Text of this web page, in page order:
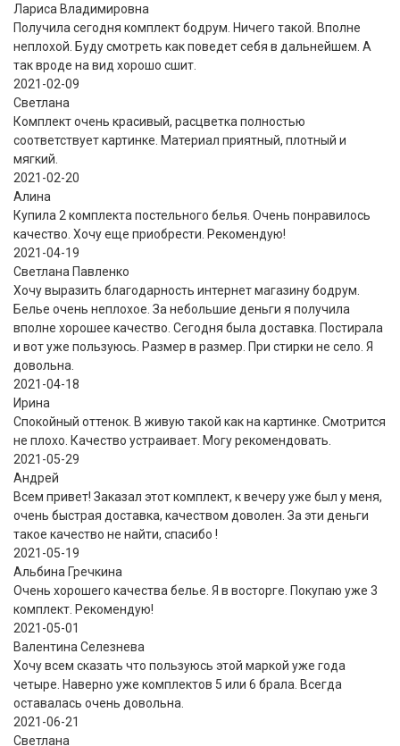
Лариса Владимировна
Получила сегодня комплект бодрум. Ничего такой. Вполне
неплохой. Буду смотреть как поведет себя в дальнейшем. А
так вроде на вид хорошо сшит.
2021-02-09
Светлана
Комплект очень красивый, расцветка полностью
соответствует картинке. Материал приятный, плотный и
мягкий.
2021-02-20
Алина
Купила 2 комплекта постельного белья. Очень понравилось
качество. Хочу еще приобрести. Рекомендую!
2021-04-19
Светлана Павленко
Хочу выразить благодарность интернет магазину бодрум.
Белье очень неплохое. За небольшие деньги я получила
вполне хорошее качество. Сегодня была доставка. Постирала
и вот уже пользуюсь. Размер в размер. При стирки не село. Я
довольна.
2021-04-18
Ирина
Спокойный оттенок. В живую такой как на картинке. Смотрится
не плохо. Качество устраивает. Могу рекомендовать.
2021-05-29
Андрей
Всем привет! Заказал этот комплект, к вечеру уже был у меня,
очень быстрая доставка, качеством доволен. За эти деньги
такое качество не найти, спасибо !
2021-05-19
Альбина Гречкина
Очень хорошего качества белье. Я в восторге. Покупаю уже 3
комплект. Рекомендую!
2021-05-01
Валентина Селезнева
Хочу всем сказать что пользуюсь этой маркой уже года
четыре. Наверно уже комплектов 5 или 6 брала. Всегда
оставалась очень довольна.
2021-06-21
Светлана